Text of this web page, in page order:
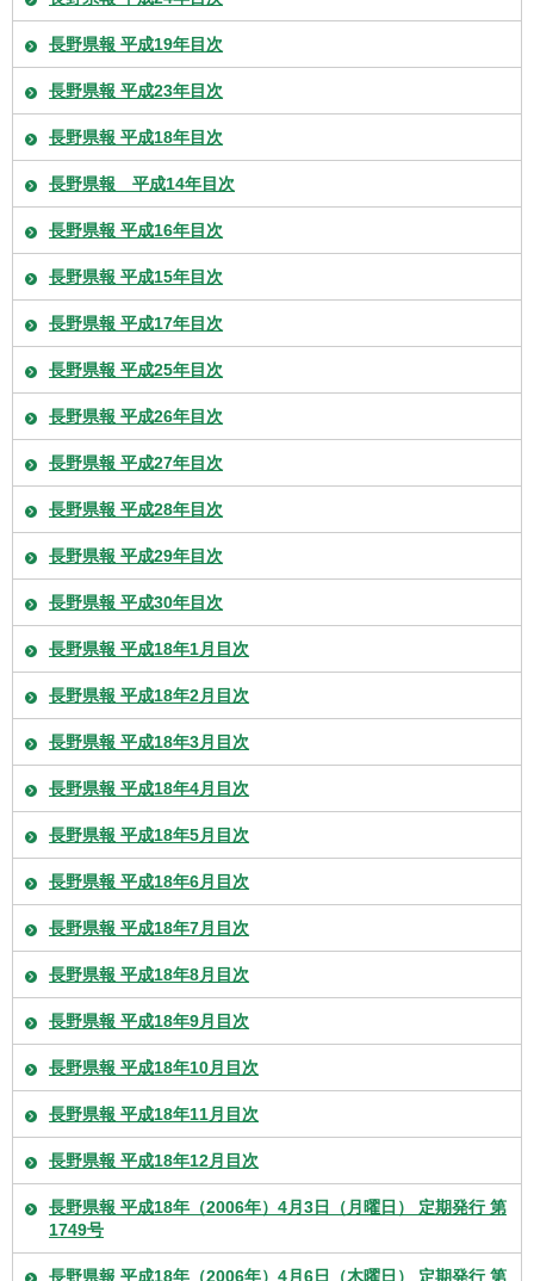
長野県報 平成19年目次
長野県報 平成23年目次
長野県報 平成18年目次
長野県報 平成14年目次
長野県報 平成16年目次
長野県報 平成15年目次
長野県報 平成17年目次
長野県報 平成25年目次
長野県報 平成26年目次
長野県報 平成27年目次
長野県報 平成28年目次
長野県報 平成29年目次
長野県報 平成30年目次
長野県報 平成18年1月目次
長野県報 平成18年2月目次
長野県報 平成18年3月目次
長野県報 平成18年4月目次
長野県報 平成18年5月目次
長野県報 平成18年6月目次
長野県報 平成18年7月目次
長野県報 平成18年8月目次
長野県報 平成18年9月目次
長野県報 平成18年10月目次
長野県報 平成18年11月目次
長野県報 平成18年12月目次
長野県報 平成18年（2006年）4月3日（月曜日） 定期発行 第
1749号
長野県報 平成18年（2006年）4月6日（木曜日） 定期発行 第